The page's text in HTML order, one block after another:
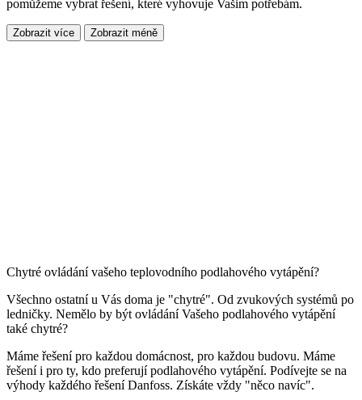
pomůžeme vybrat řešení, které vyhovuje Vašim potřebám.
Zobrazit více Zobrazit méně
Chytré ovládání vašeho teplovodního podlahového vytápění?
Všechno ostatní u Vás doma je "chytré". Od zvukových systémů po
ledničky. Nemělo by být ovládání Vašeho podlahového vytápění
také chytré?
Máme řešení pro každou domácnost, pro každou budovu. Máme
řešení i pro ty, kdo preferují podlahového vytápění. Podívejte se na
výhody každého řešení Danfoss. Získáte vždy "něco navíc".